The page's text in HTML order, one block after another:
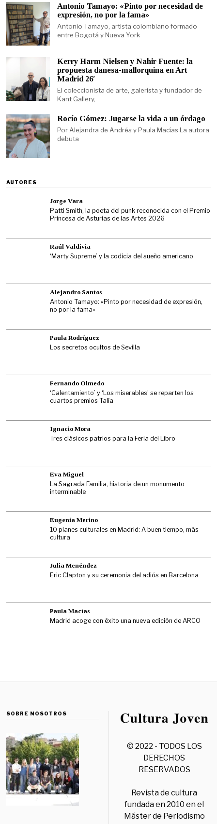
Antonio Tamayo: «Pinto por necesidad de
expresión, no por la fama»
Antonio Tamayo, artista colombiano formado
entre Bogotá y Nueva York
Kerry Harm Nielsen y Nahir Fuente: la
propuesta danesa-mallorquina en Art
Madrid 26′
El coleccionista de arte, galerista y fundador de
Kant Gallery,
Rocío Gómez: Jugarse la vida a un órdago
Por Alejandra de Andrés y Paula Macías La autora
debuta
AUTORES
Jorge Vara
Patti Smith, la poeta del punk reconocida con el Premio
Princesa de Asturias de las Artes 2026
Raúl Valdivia
‘Marty Supreme’ y la codicia del sueño americano
Alejandro Santos
Antonio Tamayo: «Pinto por necesidad de expresión,
no por la fama»
Paula Rodríguez
Los secretos ocultos de Sevilla
Fernando Olmedo
‘Calentamiento’ y ‘Los miserables’ se reparten los
cuartos premios Talía
Ignacio Mora
Tres clásicos patrios para la Feria del Libro
Eva Miguel
La Sagrada Familia, historia de un monumento
interminable
Eugenia Merino
10 planes culturales en Madrid: A buen tiempo, más
cultura
Julia Menéndez
Eric Clapton y su ceremonia del adiós en Barcelona
Paula Macías
Madrid acoge con éxito una nueva edición de ARCO
SOBRE NOSOTROS
© 2022 - TODOS LOS
DERECHOS
RESERVADOS
Revista de cultura
fundada en 2010 en el
Máster de Periodismo